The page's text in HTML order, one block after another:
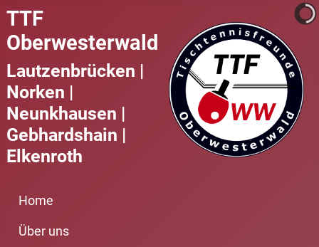
TTF
Oberwesterwald
Lautzenbrücken |
Norken |
Neunkhausen |
Gebhardshain |
Elkenroth
Home
Über uns